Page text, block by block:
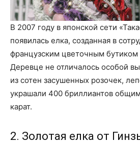
В 2007 году в японской сети
появилась елка, созданная в
французским цветочным бутиком
Деревце не отличалось особой
из сотен засушенных розочек,
украшали 400 бриллиантов
карат.
2. Золотая елка от